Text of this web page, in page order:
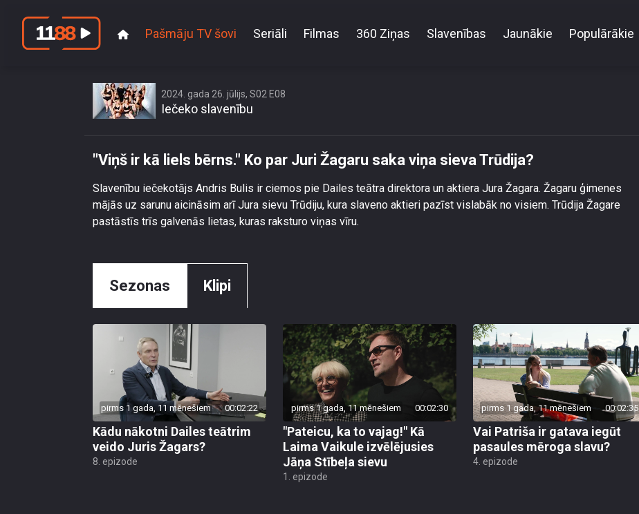
Pašmāju TV šovi Seriāli Filmas 360 Ziņas Slavenības Jaunākie Populārākie
2024. gada 26. jūlijs, S02 E08
Iečeko slavenību
"Viņš ir kā liels bērns." Ko par Juri Žagaru saka viņa sieva Trūdija?
Slavenību iečekotājs Andris Bulis ir ciemos pie Dailes teātra direktora un aktiera Jura Žagara. Žagaru ģimenes
mājās uz sarunu aicināsim arī Jura sievu Trūdiju, kura slaveno aktieri pazīst vislabāk no visiem. Trūdija Žagare
pastāstīs trīs galvenās lietas, kuras raksturo viņas vīru.
Sezonas Klipi
pirms 1 gada, 11 mēnešiem 00:02:22
Kādu nākotni Dailes teātrim
veido Juris Žagars?
8. epizode
pirms 1 gada, 11 mēnešiem 00:02:30
"Pateicu, ka to vajag!" Kā
Laima Vaikule izvēlējusies
Jāņa Stībeļa sievu
1. epizode
pirms 1 gada, 11 mēnešiem 00:02:35
Vai Patriša ir gatava iegūt
pasaules mēroga slavu?
4. epizode